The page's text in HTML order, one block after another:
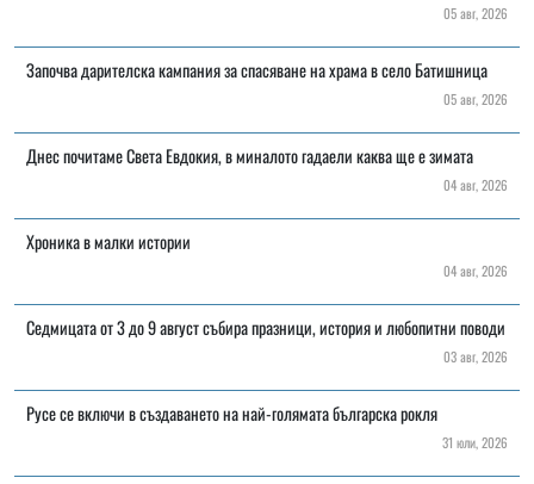
05 авг, 2026
Започва дарителска кампания за спасяване на храма в село Батишница
05 авг, 2026
Днес почитаме Света Евдокия, в миналото гадаели каква ще е зимата
04 авг, 2026
Хроника в малки истории
04 авг, 2026
Седмицата от 3 до 9 август събира празници, история и любопитни поводи
03 авг, 2026
Русе се включи в създаването на най-голямата българска рокля
31 юли, 2026